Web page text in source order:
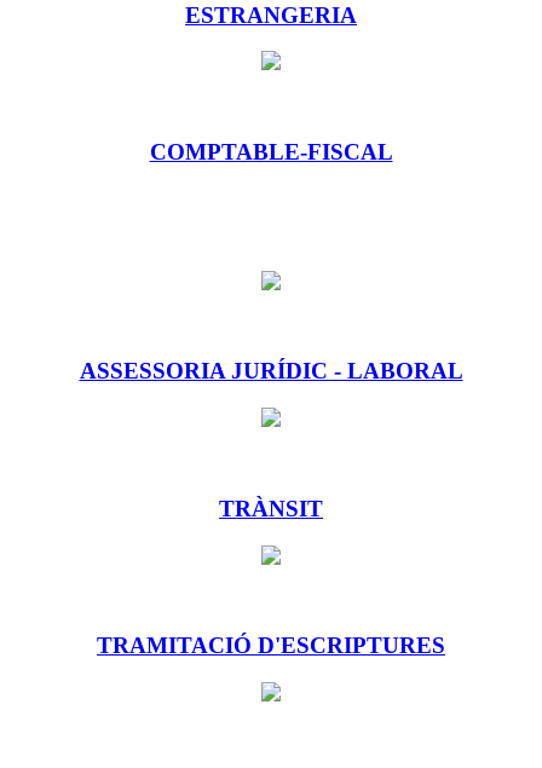
ESTRANGERIA
COMPTABLE-FISCAL
ASSESSORIA JURÍDIC - LABORAL
TRÀNSIT
TRAMITACIÓ D'ESCRIPTURES